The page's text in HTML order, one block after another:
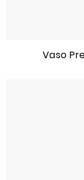
Vaso